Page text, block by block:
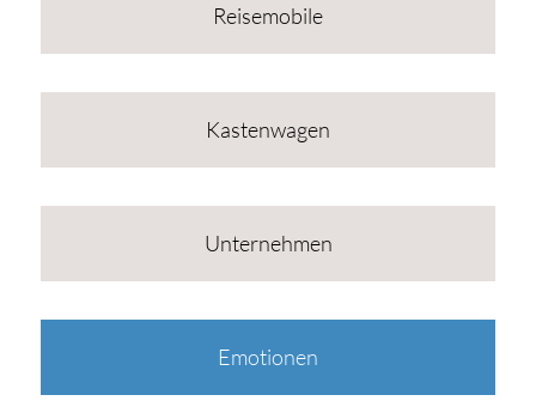
Reisemobile
Kastenwagen
Unternehmen
Emotionen